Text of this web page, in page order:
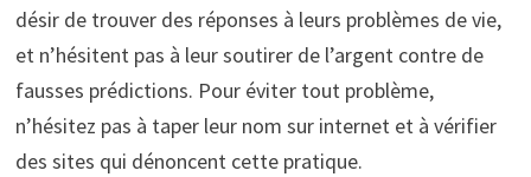
désir de trouver des réponses à leurs problèmes de vie,
et n’hésitent pas à leur soutirer de l’argent contre de
fausses prédictions. Pour éviter tout problème,
n’hésitez pas à taper leur nom sur internet et à vérifier
des sites qui dénoncent cette pratique.